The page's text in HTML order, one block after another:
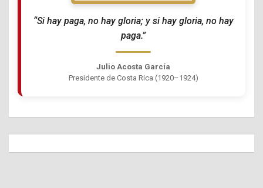
“Si hay paga, no hay gloria; y si hay gloria, no hay
paga.”
Julio Acosta García
Presidente de Costa Rica (1920–1924)